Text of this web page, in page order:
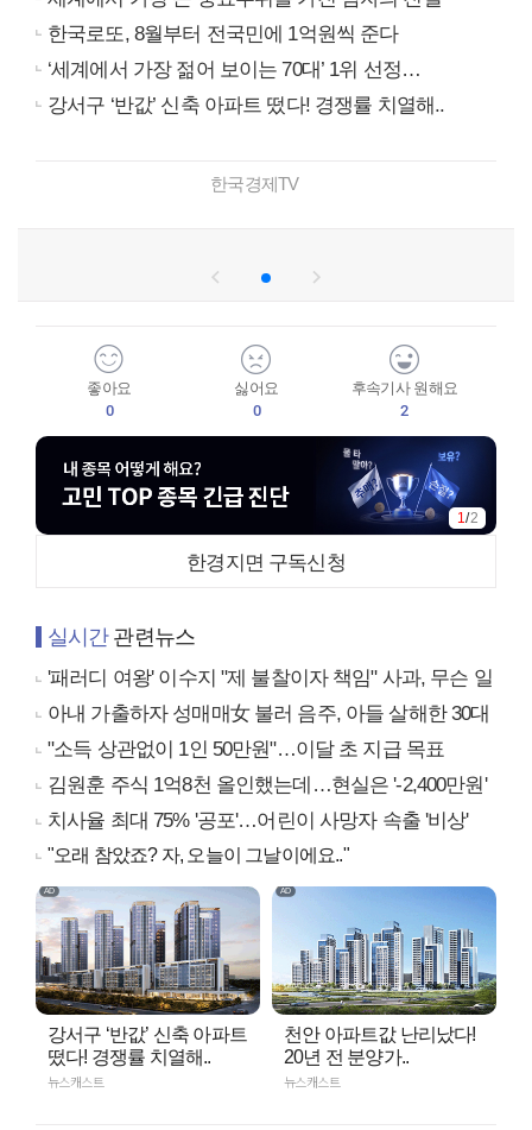
한국로또, 8월부터 전국민에 1억원씩 준다
‘세계에서 가장 젊어 보이는 70대’ 1위 선정…
강서구 ‘반값’ 신축 아파트 떴다! 경쟁률 치열해..
한국경제TV
좋아요
0
싫어요
0
후속기사 원해요
2
1/2
한경지면 구독신청
실시간관련뉴스
'패러디 여왕' 이수지 "제 불찰이자 책임" 사과, 무슨 일
아내 가출하자 성매매女 불러 음주, 아들 살해한 30대
"소득 상관없이 1인 50만원"…이달 초 지급 목표
김원훈 주식 1억8천 올인했는데…현실은 '-2,400만원'
치사율 최대 75% '공포'…어린이 사망자 속출 '비상'
"오래 참았죠? 자, 오늘이 그날이에요.."
강서구 ‘반값’ 신축 아파트
떴다! 경쟁률 치열해..
뉴스캐스트
천안 아파트값 난리났다!
20년 전 분양가..
뉴스캐스트